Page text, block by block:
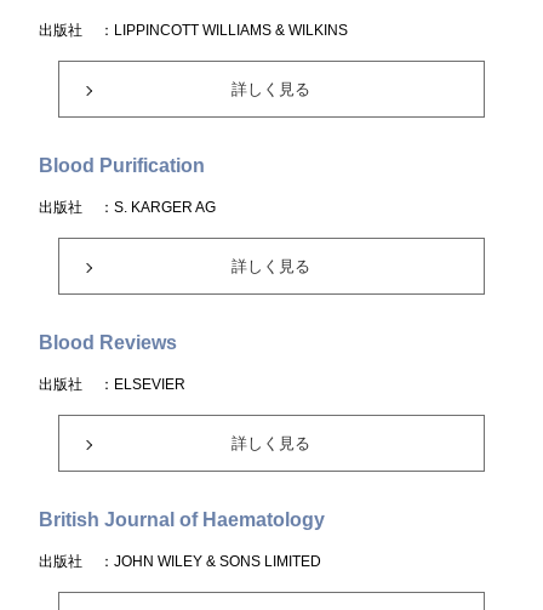
出版社 ：LIPPINCOTT WILLIAMS & WILKINS
詳しく見る
Blood Purification
出版社 ：S. KARGER AG
詳しく見る
Blood Reviews
出版社 ：ELSEVIER
詳しく見る
British Journal of Haematology
出版社 ：JOHN WILEY & SONS LIMITED